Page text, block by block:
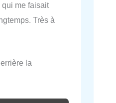
me faisait
Très à
la